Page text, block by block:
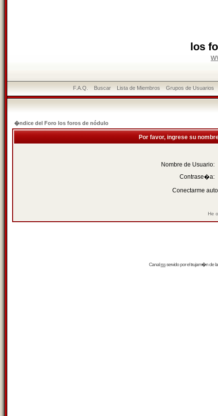
los
F.A.Q. Buscar Lista de Miembros Grupos de Usuarios
�ndice del Foro los foros de nódulo
Por favor, ingrese su
Nombre de Usuario:
Contrase�a:
Conectarme
He
Canalrssservido por eltrujam�nde